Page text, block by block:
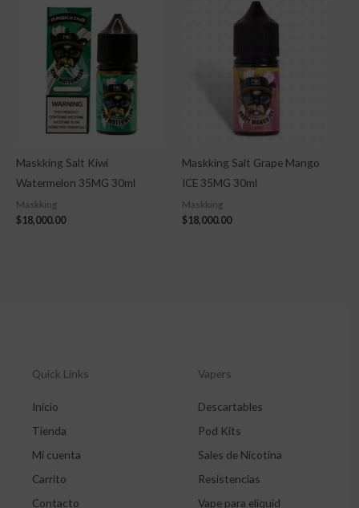
Maskking Salt Kiwi
Watermelon 35MG 30ml
Maskking
$18,000.00
Maskking Salt Grape Mango
ICE 35MG 30ml
Maskking
$18,000.00
Quick Links
Inicio
Tienda
Mi cuenta
Carrito
Contacto
Vapers
Descartables
Pod Kits
Sales de Nicotina
Resistencias
Vape para eliquid